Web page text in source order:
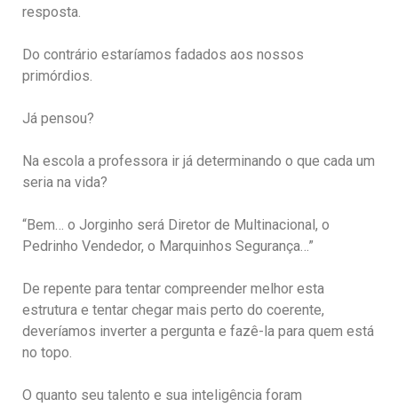
resposta.
Do contrário estaríamos fadados aos nossos
primórdios.
Já pensou?
Na escola a professora ir já determinando o que cada um
seria na vida?
“Bem… o Jorginho será Diretor de Multinacional, o
Pedrinho Vendedor, o Marquinhos Segurança…”
De repente para tentar compreender melhor esta
estrutura e tentar chegar mais perto do coerente,
deveríamos inverter a pergunta e fazê-la para quem está
no topo.
O quanto seu talento e sua inteligência foram